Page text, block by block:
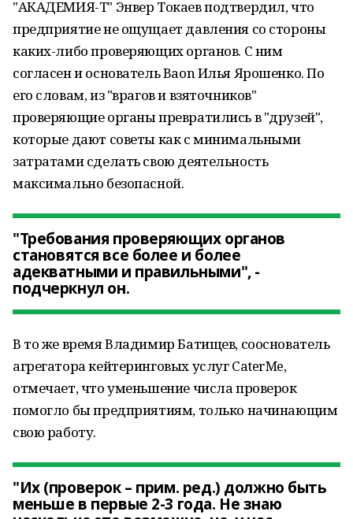
"АКАДЕМИЯ-Т" Энвер Токаев подтвердил, что
предприятие не ощущает давления со стороны
каких-либо проверяющих органов. С ним
согласен и основатель Baon Илья Ярошенко. По
его словам, из "врагов и взяточников"
проверяющие органы превратились в "друзей",
которые дают советы как с минимальными
затратами сделать свою деятельность
максимально безопасной.
"Требования проверяющих органов
становятся все более и более
адекватными и правильными", -
подчеркнул он.
В то же время Владимир Батищев, сооснователь
агрегатора кейтеринговых услуг CaterMe,
отмечает, что уменьшение числа проверок
помогло бы предприятиям, только начинающим
свою работу.
"Их (проверок – прим. ред.) должно быть
меньше в первые 2-3 года. Не знаю